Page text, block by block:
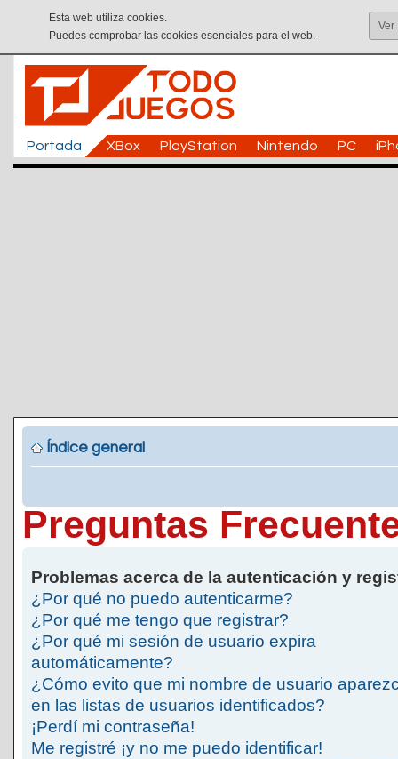
Esta web utiliza cookies.
Puedes comprobar las cookies esenciales para el web.
Ver
Portada XBox PlayStation Nintendo PC
Índice general
Preguntas
Problemas acerca de la autenticación y
¿Por qué no puedo autenticarme?
¿Por qué me tengo que registrar?
¿Por qué mi sesión de usuario expira
automáticamente?
¿Cómo evito que mi nombre de usuario
en las listas de usuarios identificados?
¡Perdí mi contraseña!
Me registré ¡y no me puedo identificar!